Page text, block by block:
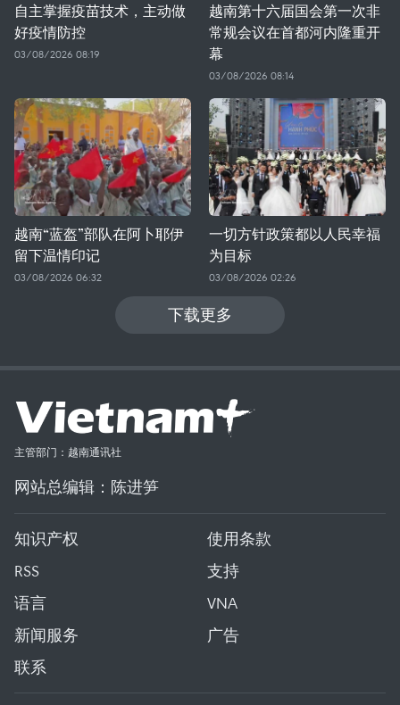
自主掌握疫苗技术，主动做
好疫情防控
03/08/2026 08:19
越南第十六届国会第一次非
常规会议在首都河内隆重开
幕
03/08/2026 08:14
越南“蓝盔”部队在阿卜耶伊
留下温情印记
03/08/2026 06:32
一切方针政策都以人民幸福
为目标
03/08/2026 02:26
下载更多
主管部门：越南通讯社
网站总编辑：陈进笋
知识产权
使用条款
RSS
支持
语言
VNA
新闻服务
广告
联系